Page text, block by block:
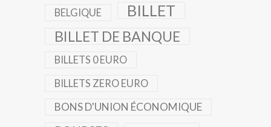
BELGIQUE BILLET
BILLET DE BANQUE
BILLETS 0 EURO
BILLETS ZERO EURO
BONS D'UNION ÉCONOMIQUE